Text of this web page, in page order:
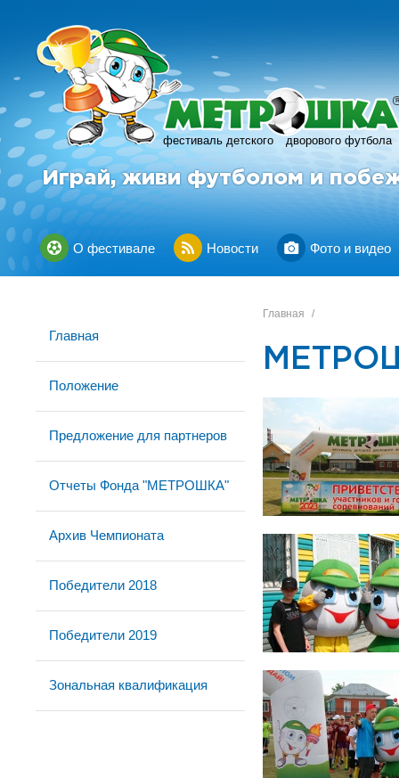
фестиваль детского дворового футбола
R
Играй, живи футболом и
О фестивале Новости Фото и видео
Главная
Положение
Предложение для партнеров
Отчеты Фонда "МЕТРОШКА"
Архив Чемпионата
Победители 2018
Победители 2019
Зональная квалификация
Главная /